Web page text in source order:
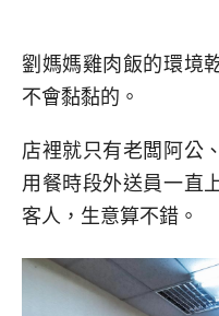
劉媽媽雞肉飯的環境
不會黏黏的。
店裡就只有老闆阿公
用餐時段外送員一直
客人，生意算不錯。